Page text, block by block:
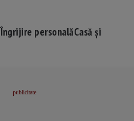
Îngrijire personalăCasă și